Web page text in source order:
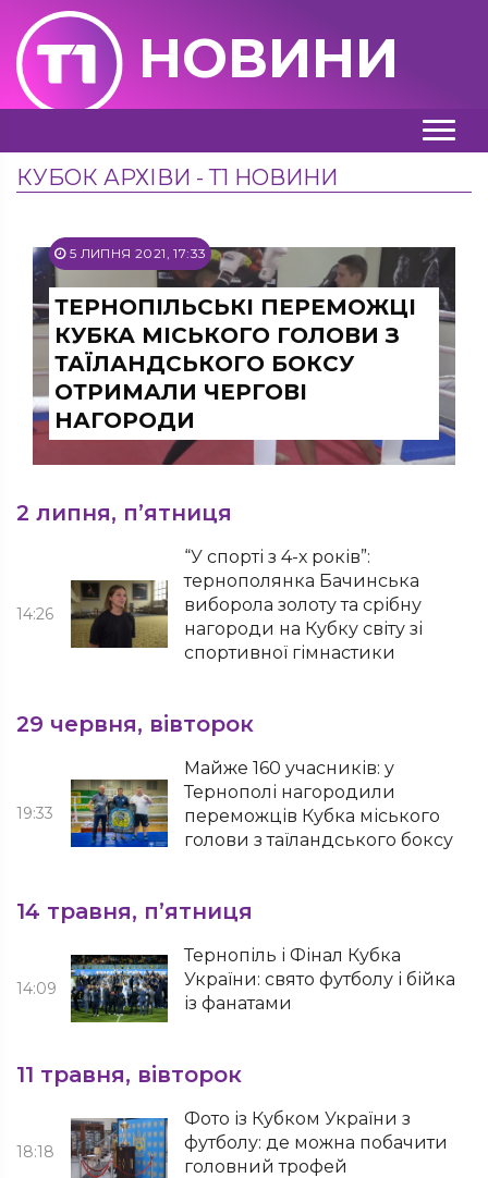
НОВИНИ
КУБОК АРХІВИ - Т1 НОВИНИ
5 ЛИПНЯ 2021, 17:33
ТЕРНОПІЛЬСЬКІ ПЕРЕМОЖЦІ
КУБКА МІСЬКОГО ГОЛОВИ З
ТАЇЛАНДСЬКОГО БОКСУ
ОТРИМАЛИ ЧЕРГОВІ
НАГОРОДИ
2 липня, п’ятниця
14:26
“У спорті з 4-х років”:
тернополянка Бачинська
виборола золоту та срібну
нагороди на Кубку світу зі
спортивної гімнастики
29 червня, вівторок
19:33
Майже 160 учасників: у
Тернополі нагородили
переможців Кубка міського
голови з таїландського боксу
14 травня, п’ятниця
14:09
Тернопіль і Фінал Кубка
України: свято футболу і бійка
із фанатами
11 травня, вівторок
18:18
Фото із Кубком України з
футболу: де можна побачити
головний трофей